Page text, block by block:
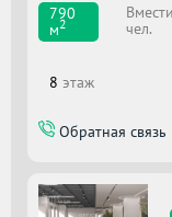
790
м2
чел.
8 этаж
Обратная связь